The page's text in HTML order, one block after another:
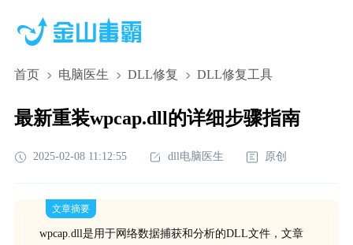
首页 电脑医生 DLL修复 DLL修复工具
最新重装wpcap.dll的详细步骤指南
2025-02-08 11:12:55 dll电脑医生 原创
文章摘要
wpcap.dll是用于网络数据捕获和分析的DLL文件，文章